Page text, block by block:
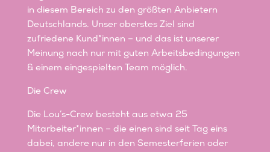
in diesem Bereich zu den größten Anbietern
Deutschlands. Unser oberstes Ziel sind
zufriedene Kund*innen – und das ist unserer
Meinung nach nur mit guten Arbeitsbedingungen
& einem eingespielten Team möglich.
Die Crew
Die Lou’s-Crew besteht aus etwa 25
Mitarbeiter*innen – die einen sind seit Tag eins
dabei, andere nur in den Semesterferien oder